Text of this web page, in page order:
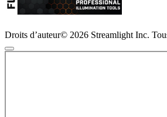
Droits d’auteur© 2026 Streamlight Inc.